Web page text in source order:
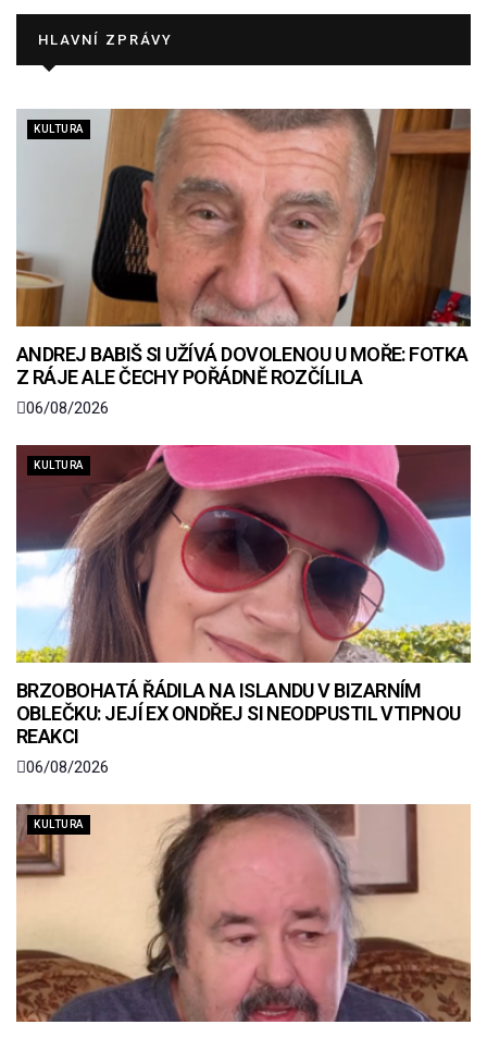
HLAVNÍ ZPRÁVY
KULTURA
ANDREJ BABIŠ SI UŽÍVÁ DOVOLENOU U MOŘE: FOTKA
Z RÁJE ALE ČECHY POŘÁDNĚ ROZČÍLILA
06/08/2026
KULTURA
BRZOBOHATÁ ŘÁDILA NA ISLANDU V BIZARNÍM
OBLEČKU: JEJÍ EX ONDŘEJ SI NEODPUSTIL VTIPNOU
REAKCI
06/08/2026
KULTURA